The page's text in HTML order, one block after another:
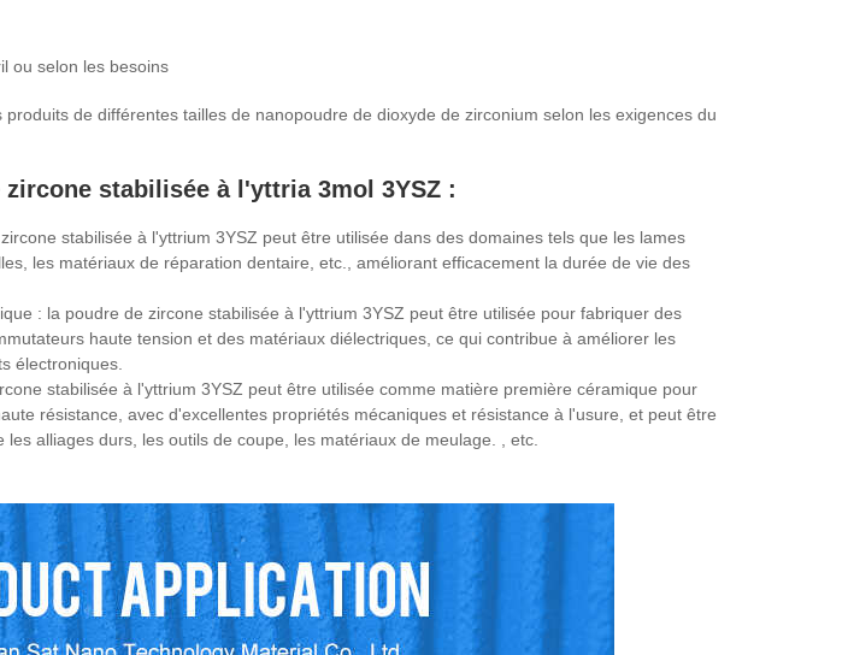
ou selon les besoins
de différentes tailles de nanopoudre de dioxyde de zirconium selon les exigences du
stabilisée à l'yttria 3mol 3YSZ :
stabilisée à l'yttrium 3YSZ peut être utilisée dans des domaines tels que les lames
les matériaux de réparation dentaire, etc., améliorant efficacement la durée de vie des
: la poudre de zircone stabilisée à l'yttrium 3YSZ peut être utilisée pour fabriquer des
haute tension et des matériaux diélectriques, ce qui contribue à améliorer les
électroniques.
stabilisée à l'yttrium 3YSZ peut être utilisée comme matière première céramique pour
résistance, avec d'excellentes propriétés mécaniques et résistance à l'usure, et peut être
alliages durs, les outils de coupe, les matériaux de meulage. , etc.